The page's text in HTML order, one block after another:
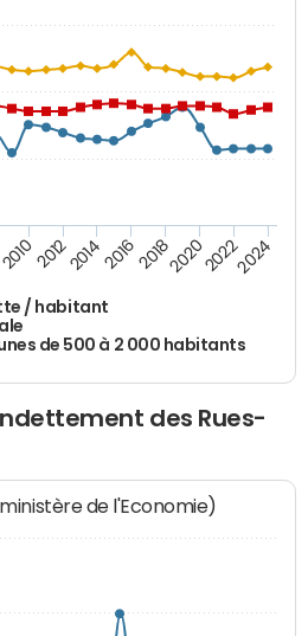
/ habitant
de 500 à 2 000 habitants
20102012201420162018202020222024
des Rues-
de l'Economie)